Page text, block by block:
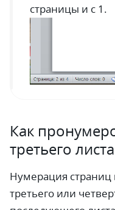
страницы и с 1.
Как
третьего
Нумерация страниц
третьего или